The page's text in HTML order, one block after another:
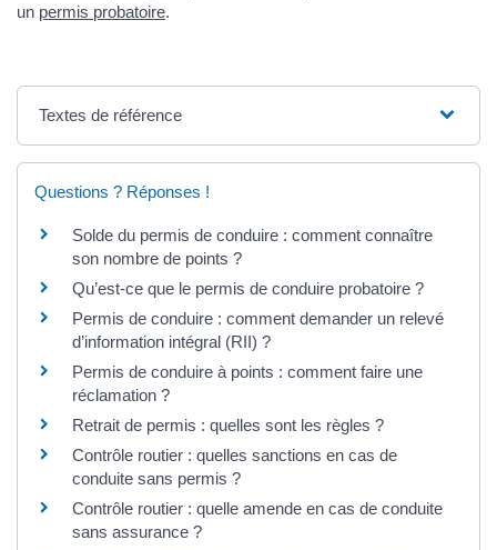
un permis probatoire.
Textes de référence
Questions ? Réponses !
Solde du permis de conduire : comment connaître
son nombre de points ?
Qu’est-ce que le permis de conduire probatoire ?
Permis de conduire : comment demander un relevé
d’information intégral (RII) ?
Permis de conduire à points : comment faire une
réclamation ?
Retrait de permis : quelles sont les règles ?
Contrôle routier : quelles sanctions en cas de
conduite sans permis ?
Contrôle routier : quelle amende en cas de conduite
sans assurance ?